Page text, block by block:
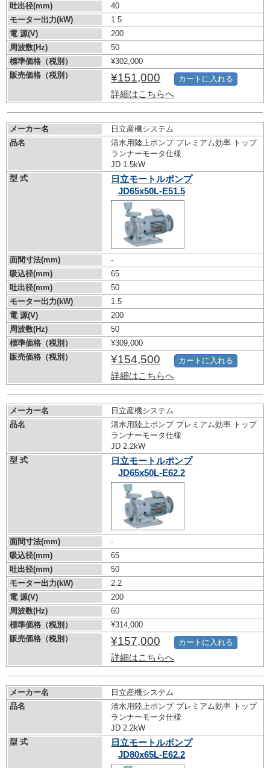
吐出径(mm)
40
モーター出力(kW)
1.5
電 源(V)
200
周波数(Hz)
50
標準価格（税別）
¥302,000
販売価格（税別）
¥151,000
詳細はこちらへ
カートに入れる
メーカー名
日立産機システム
品名
清水用陸上ポンプ プレミアム効率 トップ
ランナーモータ仕様
JD 1.5kW
型 式
日立モートルポンプ
JD65x50L-E51.5
面間寸法(mm)
-
吸込径(mm)
65
吐出径(mm)
50
モーター出力(kW)
1.5
電 源(V)
200
周波数(Hz)
50
標準価格（税別）
¥309,000
販売価格（税別）
¥154,500
詳細はこちらへ
カートに入れる
メーカー名
日立産機システム
品名
清水用陸上ポンプ プレミアム効率 トップ
ランナーモータ仕様
JD 2.2kW
型 式
日立モートルポンプ
JD65x50L-E62.2
面間寸法(mm)
-
吸込径(mm)
65
吐出径(mm)
50
モーター出力(kW)
2.2
電 源(V)
200
周波数(Hz)
60
標準価格（税別）
¥314,000
販売価格（税別）
¥157,000
詳細はこちらへ
カートに入れる
メーカー名
日立産機システム
品名
清水用陸上ポンプ プレミアム効率 トップ
ランナーモータ仕様
JD 2.2kW
型 式
日立モートルポンプ
JD80x65L-E62.2